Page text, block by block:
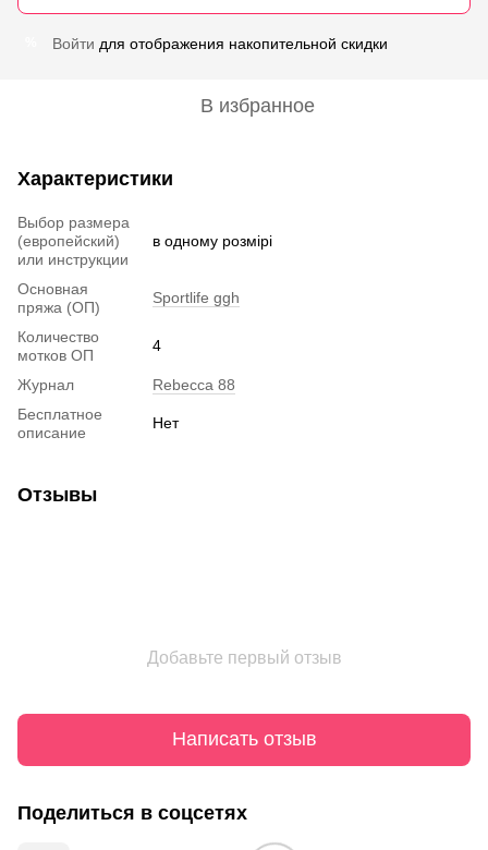
Войти для отображения накопительной скидки
В избранное
Характеристики
Выбор размера
(европейский)
или инструкции
в одному розмірі
Основная
пряжа (ОП)
Sportlife ggh
Количество
мотков ОП
4
Журнал
Rebecca 88
Бесплатное
описание
Нет
Отзывы
Добавьте первый отзыв
Написать отзыв
Поделиться в соцсетях